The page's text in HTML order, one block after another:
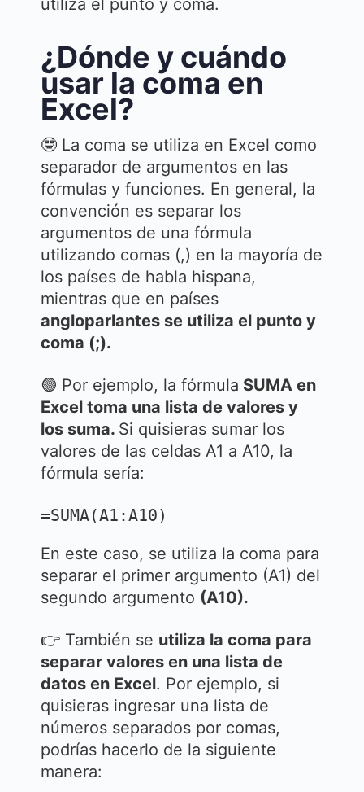
utiliza el punto y coma.
¿Dónde y cuándo
usar la coma en
Excel?
🤓 La coma se utiliza en Excel como
separador de argumentos en las
fórmulas y funciones. En general, la
convención es separar los
argumentos de una fórmula
utilizando comas (,) en la mayoría de
los países de habla hispana,
mientras que en países
angloparlantes se utiliza el punto y
coma (;).
🟢 Por ejemplo, la fórmula SUMA en
Excel toma una lista de valores y
los suma. Si quisieras sumar los
valores de las celdas A1 a A10, la
fórmula sería:
=SUMA(A1:A10)
En este caso, se utiliza la coma para
separar el primer argumento (A1) del
segundo argumento (A10).
👉 También se utiliza la coma para
separar valores en una lista de
datos en Excel. Por ejemplo, si
quisieras ingresar una lista de
números separados por comas,
podrías hacerlo de la siguiente
manera: